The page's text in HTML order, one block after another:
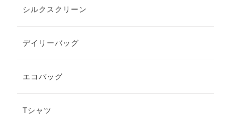
シルクスクリーン
デイリーバッグ
エコバッグ
Tシャツ